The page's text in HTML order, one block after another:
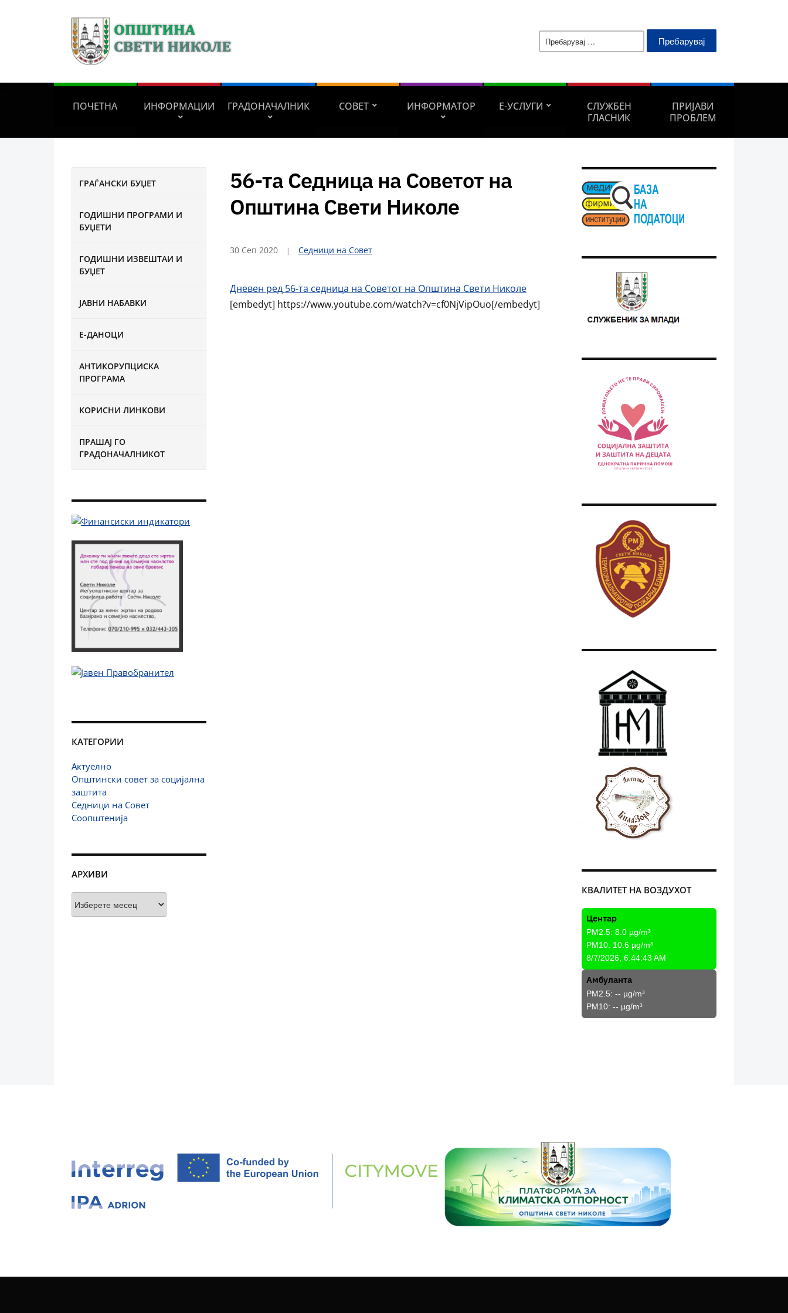
Пребарувај
ПОЧЕТНА ИНФОРМАЦИИ ГРАДОНАЧАЛНИК СОВЕТ ИНФОРМАТОР Е-УСЛУГИ
СЛУЖБЕН
ГЛАСНИК
ПРИЈАВИ
ПРОБЛЕМ
ГРАЃАНСКИ БУЏЕТ
ГОДИШНИ ПРОГРАМИ И
БУЏЕТИ
ГОДИШНИ ИЗВЕШТАИ И
БУЏЕТ
ЈАВНИ НАБАВКИ
Е-ДАНОЦИ
АНТИКОРУПЦИСКА
ПРОГРАМА
КОРИСНИ ЛИНКОВИ
ПРАШАЈ ГО
ГРАДОНАЧАЛНИКОТ
КАТЕГОРИИ
Актуелно
Општински совет за социјална
заштита
Седници на Совет
Соопштенија
АРХИВИ
56-та Седница на Советот на
Општина Свети Николе
30 Сеп 2020 Седници на Совет
Дневен ред 56-та седница на Советот на Општина Свети Николе
[embedyt] https://www.youtube.com/watch?v=cf0NjVipOuo[/embedyt]
КВАЛИТЕТ НА ВОЗДУХОТ
Центар
PM2.5: 8.0 µg/m³
PM10: 10.6 µg/m³
8/7/2026, 6:44:43 AM
Амбуланта
PM2.5: -- µg/m³
PM10: -- µg/m³